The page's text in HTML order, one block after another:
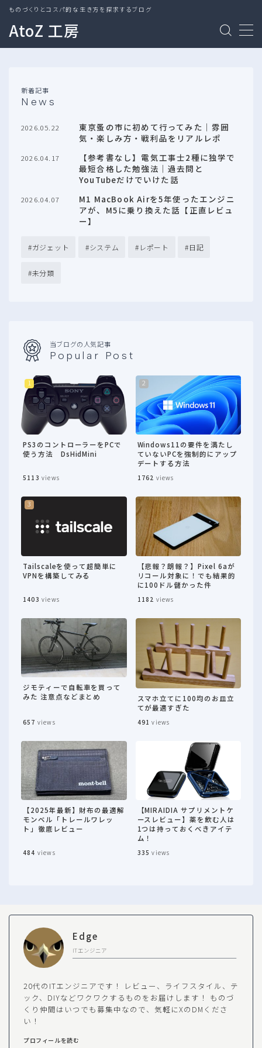
AtoZ 工房
ものづくりとコスパ的な生き方を探求するブログ
MENU
新着記事
News
東京蚤の市に初めて行ってみた｜雰囲
気・楽しみ方・戦利品をリアルレポ
2026.05.22
【参考書なし】電気工事士2種に独学で
最短合格した勉強法｜過去問と
YouTubeだけでいけた話
2026.04.17
M1 MacBook Airを5年使ったエンジニ
アが、M5に乗り換えた話【正直レビュ
ー】
2026.04.07
ガジェット システム レポート 日記
未分類
当ブログの人気記事
Popular Post
PS3のコントローラーをPCで
使う方法 DsHidMini
5113 views
Windows11の要件を満たし
ていないPCを強制的にアップ
デートする方法
1762 views
Tailscaleを使って超簡単に
VPNを構築してみる
1403 views
【悲報？朗報？】Pixel 6aが
リコール対象に！でも結果的
に100ドル儲かった件
1182 views
ジモティーで自転車を買って
みた 注意点などまとめ
657 views
スマホ立てに100均のお皿立
てが最適すぎた
491 views
【2025年最新】財布の最適解
モンベル「トレールワレッ
ト」徹底レビュー
484 views
【MIRAIDIA サプリメントケ
ースレビュー】薬を飲む人は
1つは持っておくべきアイテ
ム！
335 views
Edge
ITエンジニア
20代のITエンジニアです！ レビュー、ライフスタイル、テ
ック、DIYなどワクワクするものをお届けします！ ものづ
くり仲間はいつでも募集中なので、気軽にXのDMくださ
い！
プロフィールを読む